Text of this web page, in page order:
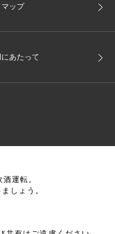
ップ
にあたって
運転。
しょう。